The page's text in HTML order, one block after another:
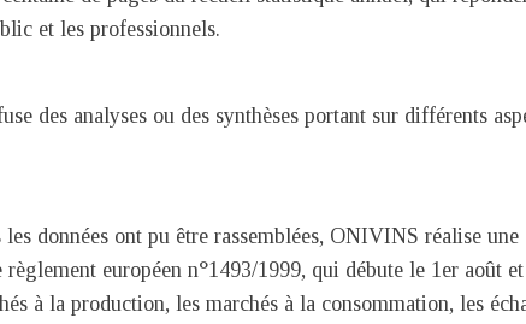
et les professionnels.
des analyses ou des synthèses portant sur différents
données ont pu être rassemblées, ONIVINS réalise
européen n°1493/1999, qui débute le 1er août
à la production, les marchés à la consommation, les